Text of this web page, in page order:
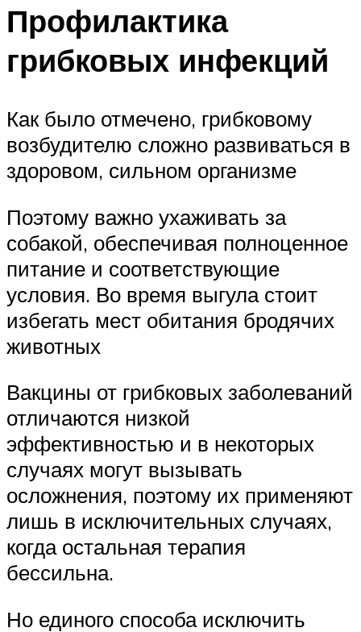
Профилактика
грибковых инфекций
Как было отмечено, грибковому
возбудителю сложно развиваться в
здоровом, сильном организме
Поэтому важно ухаживать за
собакой, обеспечивая полноценное
питание и соответствующие
условия. Во время выгула стоит
избегать мест обитания бродячих
животных
Вакцины от грибковых заболеваний
отличаются низкой
эффективностью и в некоторых
случаях могут вызывать
осложнения, поэтому их применяют
лишь в исключительных случаях,
когда остальная терапия
бессильна.
Но единого способа исключить